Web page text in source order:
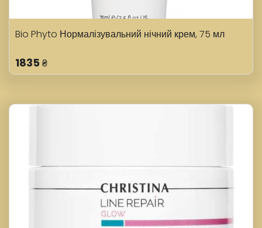
Bio Phyto Нормалізувальний нічний крем, 75 мл
1835 ₴